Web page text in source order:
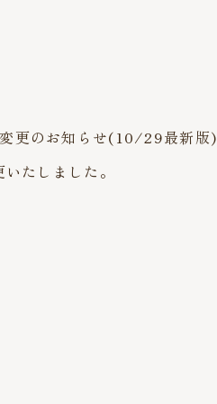
変更のお知らせ(10/29最新版)
たしました。